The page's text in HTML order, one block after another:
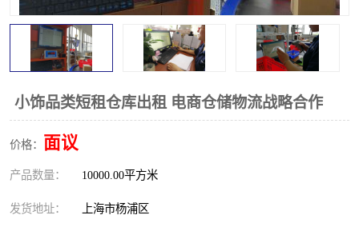
小饰品类短租仓库出租 电商仓储物流战略合作
价格： 面议
产品数量： 10000.00平方米
发货地址： 上海市杨浦区